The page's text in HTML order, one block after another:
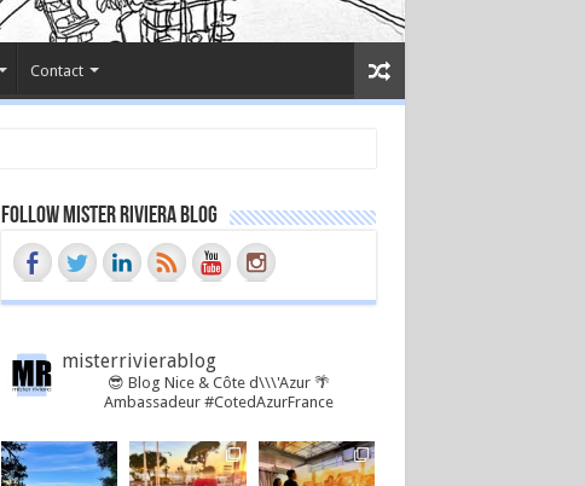
Contact
Follow Mister Riviera Blog
misterrivierablog
😎 Blog Nice & Côte d\\\'Azur 🌴
Ambassadeur #CotedAzurFrance